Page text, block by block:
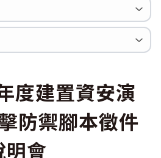
度建置資安演
防禦腳本徵件
會